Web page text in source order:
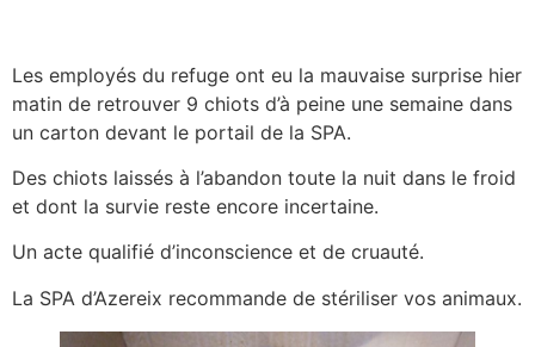
Les employés du refuge ont eu la mauvaise surprise hier
matin de retrouver 9 chiots d’à peine une semaine dans
un carton devant le portail de la SPA.
Des chiots laissés à l’abandon toute la nuit dans le froid
et dont la survie reste encore incertaine.
Un acte qualifié d’inconscience et de cruauté.
La SPA d’Azereix recommande de stériliser vos animaux.